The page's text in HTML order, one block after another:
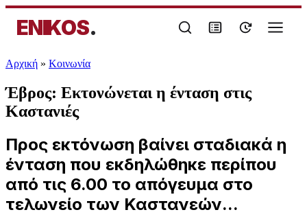
ENIKOS.
Αρχική » Κοινωνία
Έβρος: Εκτονώνεται η ένταση στις
Καστανιές
Προς εκτόνωση βαίνει σταδιακά η
ένταση που εκδηλώθηκε περίπου
από τις 6.00 το απόγευμα στο
τελωνείο των Καστανεών...